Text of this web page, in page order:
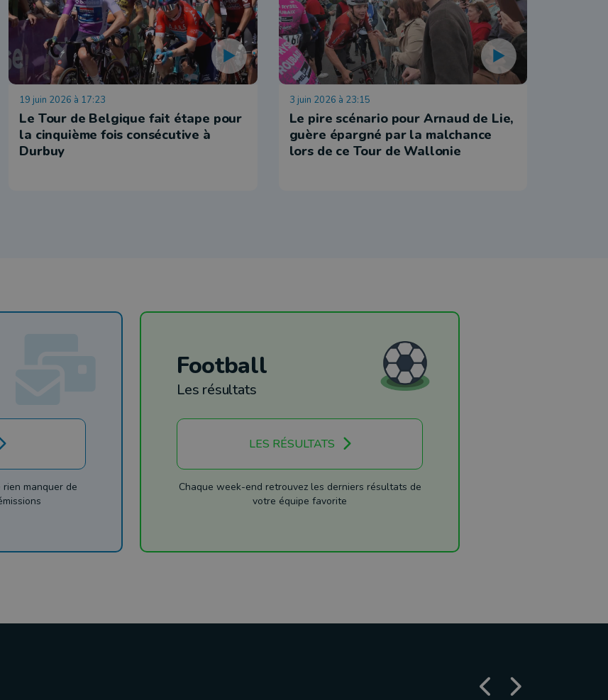
19 juin 2026 à 17:23
Le Tour de Belgique fait étape pour
la cinquième fois consécutive à
Durbuy
3 juin 2026 à 23:15
Le pire scénario pour Arnaud de Lie,
guère épargné par la malchance
lors de ce Tour de Wallonie
manquer de
Football
Les résultats
LES RÉSULTATS
Chaque week-end retrouvez les derniers résultats de
votre équipe favorite